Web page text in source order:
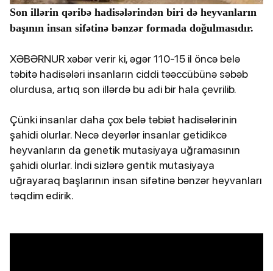
Son illərin qəribə hadisələrindən biri də heyvanların
başının insan sifətinə bənzər formada doğulmasıdır.
XƏBƏRNUR xəbər verir ki, əgər 110-15 il öncə belə
təbitə hadisələri insanların ciddi təəccübünə səbəb
olurdusa, artıq son illərdə bu adi bir hala çevrilib.
Çünki insanlar daha çox belə təbiət hadisələrinin
şahidi olurlar. Necə deyərlər insanlar getidikcə
heyvanların da genetik mutasiyaya uğramasının
şahidi olurlar. İndi sizlərə gentik mutasiyaya
uğrayaraq başlarının insan sifətinə bənzər heyvanları
təqdim edirik.